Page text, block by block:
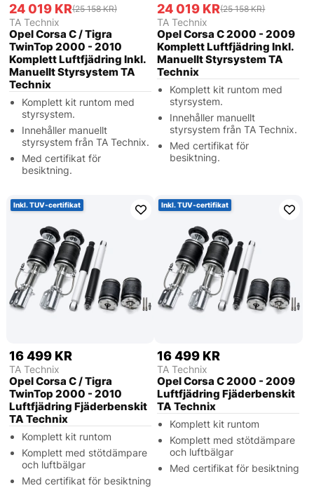
24 019 KR(25 158 KR)
TA Technix
Opel Corsa C / Tigra
TwinTop 2000 - 2010
Komplett Luftfjädring Inkl.
Manuellt Styrsystem TA
Technix
Komplett kit runtom med
styrsystem.
Innehåller manuellt
styrsystem från TA Technix.
Med certifikat för
besiktning.
24 019 KR(25 158 KR)
TA Technix
Opel Corsa C 2000 - 2009
Komplett Luftfjädring Inkl.
Manuellt Styrsystem TA
Technix
Komplett kit runtom med
styrsystem.
Innehåller manuellt
styrsystem från TA Technix.
Med certifikat för
besiktning.
Inkl. TUV-certifikat
16 499 KR
TA Technix
Opel Corsa C / Tigra
TwinTop 2000 - 2010
Luftfjädring Fjäderbenskit
TA Technix
Komplett kit runtom
Komplett med stötdämpare
och luftbälgar
Med certifikat för besiktning
Inkl. TUV-certifikat
16 499 KR
TA Technix
Opel Corsa C 2000 - 2009
Luftfjädring Fjäderbenskit
TA Technix
Komplett kit runtom
Komplett med stötdämpare
och luftbälgar
Med certifikat för besiktning